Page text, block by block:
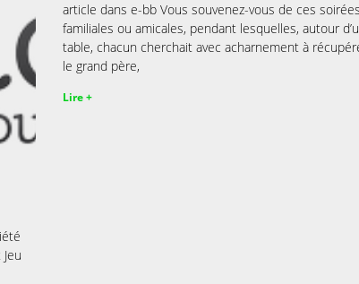
article dans e-bb Vous souvenez-vous de ces soirées
familiales ou amicales, pendant lesquelles, autour
table, chacun cherchait avec acharnement à
le grand père,
Lire +